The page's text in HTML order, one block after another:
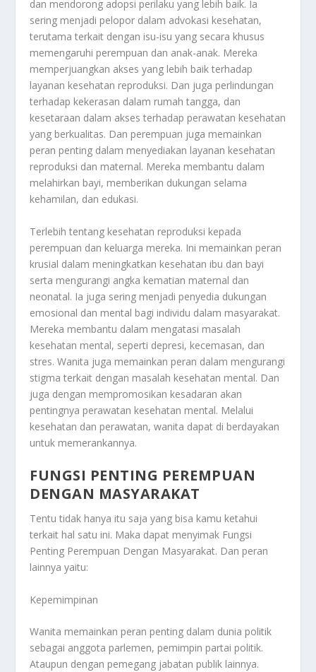
dan mendorong adopsi perilaku yang lebih baik. Ia
sering menjadi pelopor dalam advokasi kesehatan,
terutama terkait dengan isu-isu yang secara khusus
memengaruhi perempuan dan anak-anak. Mereka
memperjuangkan akses yang lebih baik terhadap
layanan kesehatan reproduksi. Dan juga perlindungan
terhadap kekerasan dalam rumah tangga, dan
kesetaraan dalam akses terhadap perawatan kesehatan
yang berkualitas. Dan perempuan juga memainkan
peran penting dalam menyediakan layanan kesehatan
reproduksi dan maternal. Mereka membantu dalam
melahirkan bayi, memberikan dukungan selama
kehamilan, dan edukasi.
Terlebih tentang kesehatan reproduksi kepada
perempuan dan keluarga mereka. Ini memainkan peran
krusial dalam meningkatkan kesehatan ibu dan bayi
serta mengurangi angka kematian maternal dan
neonatal. Ia juga sering menjadi penyedia dukungan
emosional dan mental bagi individu dalam masyarakat.
Mereka membantu dalam mengatasi masalah
kesehatan mental, seperti depresi, kecemasan, dan
stres. Wanita juga memainkan peran dalam mengurangi
stigma terkait dengan masalah kesehatan mental. Dan
juga dengan mempromosikan kesadaran akan
pentingnya perawatan kesehatan mental. Melalui
kesehatan dan perawatan, wanita dapat di berdayakan
untuk memerankannya.
FUNGSI PENTING PEREMPUAN
DENGAN MASYARAKAT
Tentu tidak hanya itu saja yang bisa kamu ketahui
terkait hal satu ini. Maka dapat menyimak Fungsi
Penting Perempuan Dengan Masyarakat. Dan peran
lainnya yaitu:
Kepemimpinan
Wanita memainkan peran penting dalam dunia politik
sebagai anggota parlemen, pemimpin partai politik.
Ataupun dengan pemegang jabatan publik lainnya.